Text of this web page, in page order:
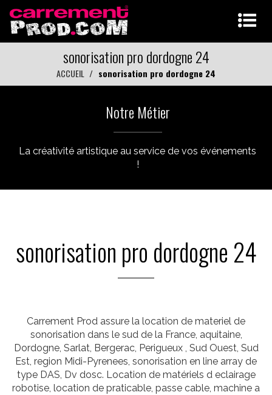
sonorisation pro dordogne 24
ACCUEIL sonorisation pro dordogne 24
Notre Métier
La créativité artistique au service de vos événements
!
sonorisation pro dordogne 24
Carrement Prod assure la location de materiel de
sonorisation dans le sud de la France, aquitaine,
Dordogne, Sarlat, Bergerac, Perigueux , Sud Ouest, Sud
Est, region Midi-Pyrenees, sonorisation en line array de
type DAS, Dv dosc. Location de matériels d eclairage
robotise, location de praticable, passe cable, machine a